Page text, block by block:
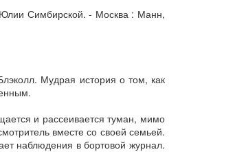
Юлии Симбирской. - Москва : Манн,
Мудрая история о том, как
и рассеивается туман, мимо
вместе со своей семьей.
наблюдения в бортовой журнал.